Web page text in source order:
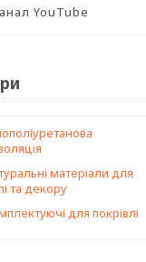
YouTube
матеріали для
та декору
для покрівлі